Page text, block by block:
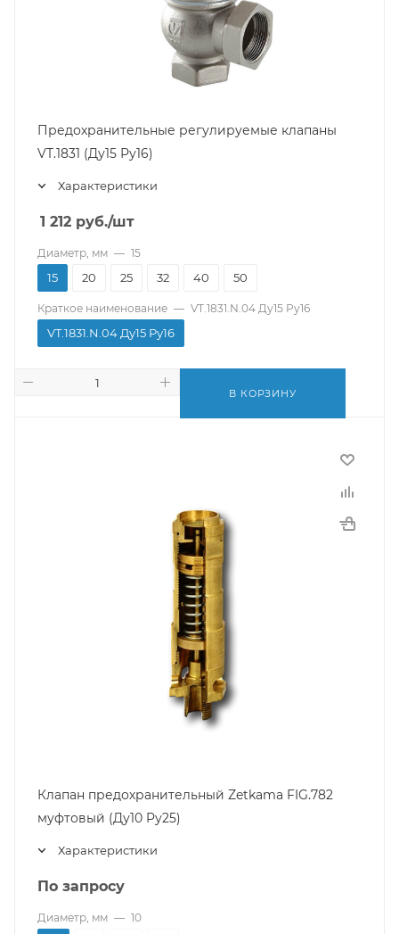
Предохранительные регулируемые клапаны
VT.1831 (Ду15 Ру16)
Характеристики
1 212 руб./шт
Диаметр, мм — 15
15 20 25 32 40 50
Краткое наименование — VT.1831.N.04 Ду15 Ру16
VT.1831.N.04 Ду15 Ру16
В КОРЗИНУ
Клапан предохранительный Zetkama FIG.782
муфтовый (Ду10 Pу25)
Характеристики
По запросу
Диаметр, мм — 10